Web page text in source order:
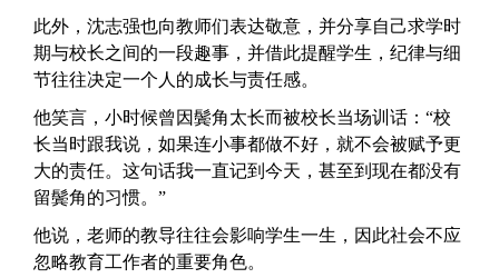
此外，沈志强也向教师们表达敬意，并分享自己求学时
期与校长之间的一段趣事，并借此提醒学生，纪律与细
节往往决定一个人的成长与责任感。
他笑言，小时候曾因鬓角太长而被校长当场训话：“校
长当时跟我说，如果连小事都做不好，就不会被赋予更
大的责任。这句话我一直记到今天，甚至到现在都没有
留鬓角的习惯。”
他说，老师的教导往往会影响学生一生，因此社会不应
忽略教育工作者的重要角色。